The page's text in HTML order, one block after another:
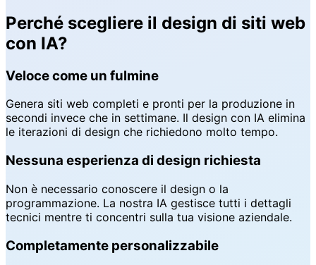
Perché scegliere il design di siti web
con IA?
Veloce come un fulmine
Genera siti web completi e pronti per la produzione in
secondi invece che in settimane. Il design con IA elimina
le iterazioni di design che richiedono molto tempo.
Nessuna esperienza di design richiesta
Non è necessario conoscere il design o la
programmazione. La nostra IA gestisce tutti i dettagli
tecnici mentre ti concentri sulla tua visione aziendale.
Completamente personalizzabile